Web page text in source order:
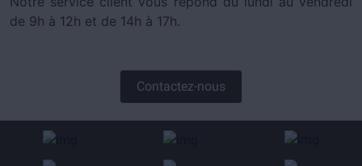
de 9h à 12h et de 14h à 17h.
Contactez-nous